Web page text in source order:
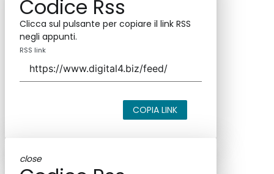
Codice Rss
Clicca sul pulsante per copiare il link RSS
negli appunti.
RSS link
COPIA LINK
close